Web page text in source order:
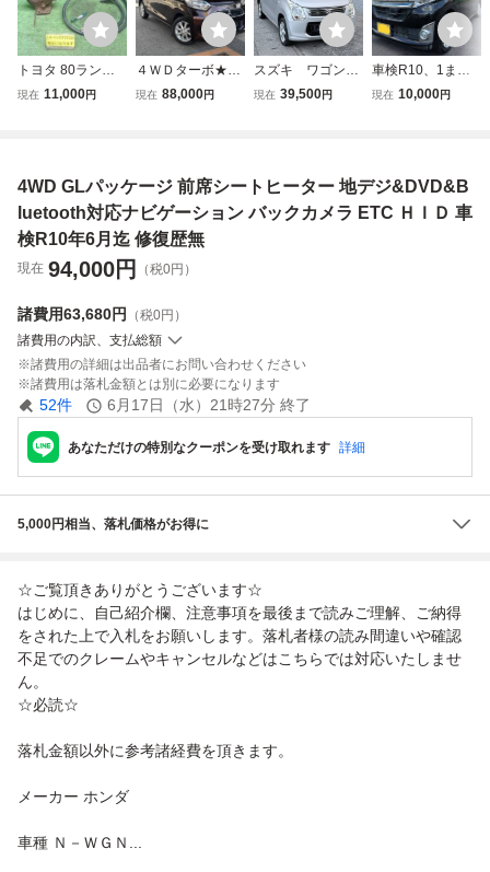
トヨタ 80ランク
ル VXリミテッド
スカット有り
現在 11,000円
４ＷＤターボ★ek
スペース Tセー
oth★修復歴無
１オーナー 美
車 検有
現在 88,000円
スズキ ワゴンR
FX 4WD 平成26
ー付き 車検2年
付き MH34S
現在 39,500円
車検R10、1まで 4
WD タントカスタ
ックカメラ/パワス
ラ/LED
現在 10,000円
4WD GLパッケージ 前席シートヒーター 地デジ&DVD&B
luetooth対応ナビゲーション バックカメラ ETC ＨＩＤ 車
検R10年6月迄 修復歴無
現在 94,000円 （税0円）
諸費用63,680円
（税0円）
諸費用の内訳、支払総額
諸費用の詳細は出品者にお問い合わせください
諸費用は落札金額とは別に必要になります
52件 6月17日（水）21時27分 終了
あなただけの特別なクーポンを受け取れます 詳細
5,000円相当、落札価格がお得に
☆ご覧頂きありがとうございます☆
はじめに、自己紹介欄、注意事項を最後まで読みご理解、ご納得
をされた上で入札をお願いします。落札者様の読み間違いや確認
不足でのクレームやキャンセルなどはこちらでは対応いたしませ
ん。
☆必読☆
落札金額以外に参考諸経費を頂きます。
メーカー ホンダ
車種 Ｎ－ＷＧＮ...